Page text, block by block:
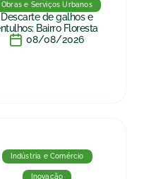
Obras e Serviços Urbanos
Descarte de galhos e
Bairro Floresta
08/08/2026
Indústria e Comércio
Inovação